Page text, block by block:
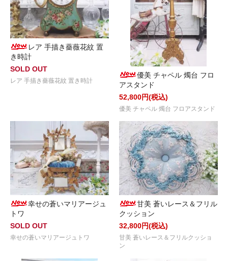
レア 手描き薔薇花紋 置
き時計
SOLD OUT
レア 手描き薔薇花紋 置き時計
優美 チャペル 燭台 フロ
アスタンド
52,800円(税込)
優美 チャペル 燭台 フロアスタンド
幸せの蒼いマリアージュ
トワ
SOLD OUT
幸せの蒼いマリアージュトワ
甘美 蒼いレース＆フリル
クッション
32,800円(税込)
甘美 蒼いレース＆フリルクッショ
ン